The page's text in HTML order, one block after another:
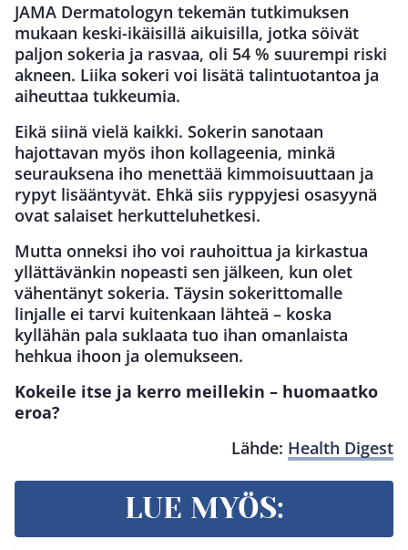
JAMA Dermatologyn tekemän tutkimuksen
mukaan keski-ikäisillä aikuisilla, jotka söivät
paljon sokeria ja rasvaa, oli 54 % suurempi riski
akneen. Liika sokeri voi lisätä talintuotantoa ja
aiheuttaa tukkeumia.
Eikä siinä vielä kaikki. Sokerin sanotaan
hajottavan myös ihon kollageenia, minkä
seurauksena iho menettää kimmoisuuttaan ja
rypyt lisääntyvät. Ehkä siis ryppyjesi osasyynä
ovat salaiset herkutteluhetkesi.
Mutta onneksi iho voi rauhoittua ja kirkastua
yllättävänkin nopeasti sen jälkeen, kun olet
vähentänyt sokeria. Täysin sokerittomalle
linjalle ei tarvi kuitenkaan lähteä – koska
kyllähän pala suklaata tuo ihan omanlaista
hehkua ihoon ja olemukseen.
Kokeile itse ja kerro meillekin – huomaatko
eroa?
Lähde: Health Digest
LUE MYÖS: